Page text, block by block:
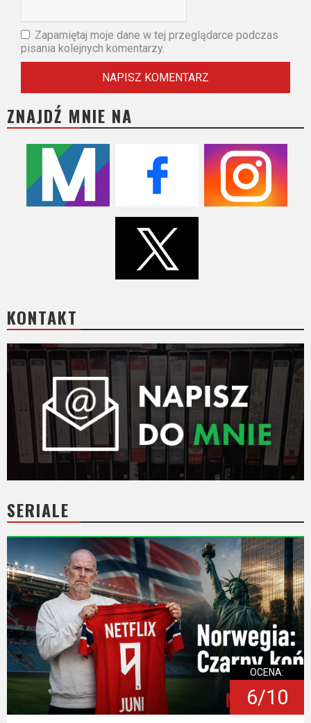
Zapamiętaj moje dane w tej przeglądarce podczas
pisania kolejnych komentarzy.
ZNAJDŹ MNIE NA
KONTAKT
SERIALE
OCENA:
6/10